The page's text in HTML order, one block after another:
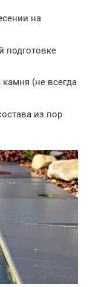
на
подготовке
(не всегда
из пор